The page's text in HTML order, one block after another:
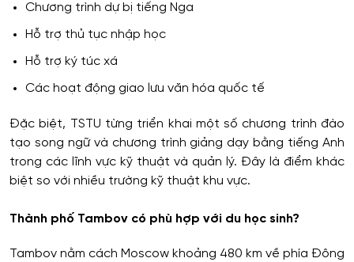
Chương trình dự bị tiếng Nga
Hỗ trợ thủ tục nhập học
Hỗ trợ ký túc xá
Các hoạt động giao lưu văn hóa quốc tế
Đặc biệt, TSTU từng triển khai một số chương trình đào
tạo song ngữ và chương trình giảng dạy bằng tiếng Anh
trong các lĩnh vực kỹ thuật và quản lý. Đây là điểm khác
biệt so với nhiều trường kỹ thuật khu vực.
Thành phố Tambov có phù hợp với du học sinh?
Tambov nằm cách Moscow khoảng 480 km về phía Đông